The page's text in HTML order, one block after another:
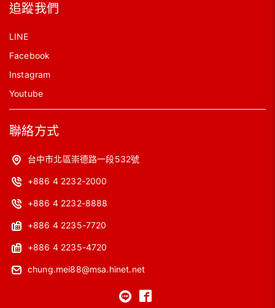
追蹤我們
LINE
Facebook
Instagram
Youtube
聯絡方式
台中市北區崇德路一段532號
+886 4 2232-2000
+886 4 2232-8888
+886 4 2235-7720
+886 4 2235-4720
chung.mei88@msa.hinet.net